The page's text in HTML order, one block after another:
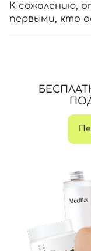
К сожалению,
первыми, кто